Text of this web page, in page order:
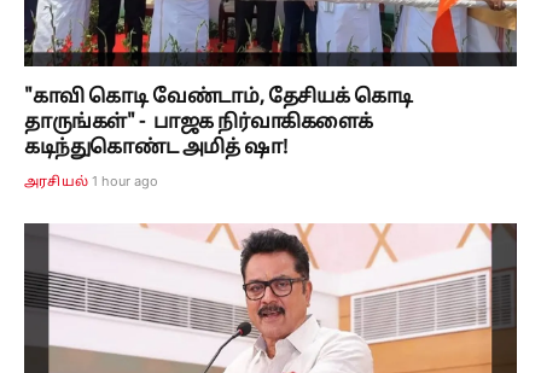
"காவி கொடி வேண்டாம், தேசியக் கொடி
தாருங்கள்" - பாஜக நிர்வாகிகளைக்
கடிந்துகொண்ட அமித் ஷா!
அரசியல் 1 hour ago